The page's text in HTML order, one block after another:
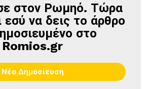
στον Ρωμηό. Τώρα
εσύ να δεις το άρθρο
στο
Romios.gr
Νέα Δημοσίευση